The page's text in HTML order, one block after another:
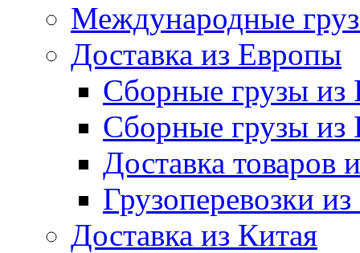
Международные
Доставка из Европы
Сборные грузы из
Сборные грузы из
Доставка товаров
Грузоперевозки
Доставка из Китая